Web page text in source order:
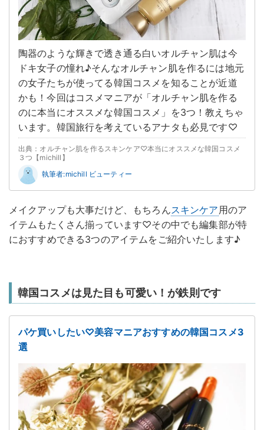
陶器のような輝きで透き通る白いオルチャン肌は今
ドキ女子の憧れ♪そんなオルチャン肌を作るには地元
の女子たちが使ってる韓国コスメを知ることが近道
かも！今回はコスメマニアが「オルチャン肌を作る
のに本当にオススメな韓国コスメ」を3つ！教えちゃ
います。韓国旅行を考えているアナタも必見です♡
出典：オルチャン肌を作るスキンケア♡本当にオススメな韓国コスメ
３つ【michill】
執筆者:michill ビューティー
メイクアップも大事だけど、もちろんスキンケア用のア
イテムもたくさん揃っています♡その中でも編集部が特
におすすめできる3つのアイテムをご紹介いたします♪
韓国コスメは見た目も可愛い！が鉄則です
パケ買いしたい♡美容マニアおすすめの韓国コスメ3
選